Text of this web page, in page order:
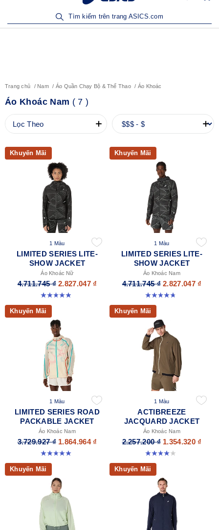
Tìm kiếm trên trang ASICS.com
Trang chủ Nam Áo Quần Chạy Bộ & Thể Thao Áo Khoác
Áo Khoác Nam ( 7)
Lọc Theo
Khuyến Mãi
1 Màu
LIMITED SERIES LITE-
SHOW JACKET
Áo Khoác Nữ
4.711.745 ₫ 2.827.047 ₫
4.9 trong số 5 sao. 8 đánh giá
Khuyến Mãi
1 Màu
LIMITED SERIES LITE-
SHOW JACKET
Áo Khoác Nam
4.711.745 ₫ 2.827.047 ₫
4.7 trong số 5 sao. 15 đánh giá
Khuyến Mãi
1 Màu
LIMITED SERIES ROAD
PACKABLE JACKET
Áo Khoác Nam
3.729.927 ₫ 1.864.964 ₫
5.0 trong số 5 sao. 12 đánh giá
Khuyến Mãi
1 Màu
ACTIBREEZE
JACQUARD JACKET
Áo Khoác Nam
2.257.200 ₫ 1.354.320 ₫
4.0 trong số 5 sao. 1 đánh giá
Khuyến Mãi Khuyến Mãi